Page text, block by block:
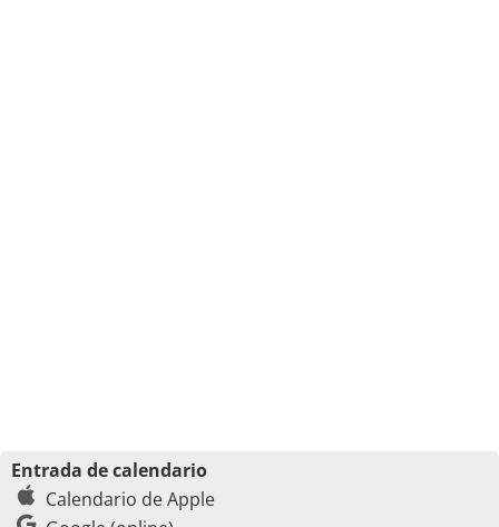
Entrada de calendario
Calendario de Apple